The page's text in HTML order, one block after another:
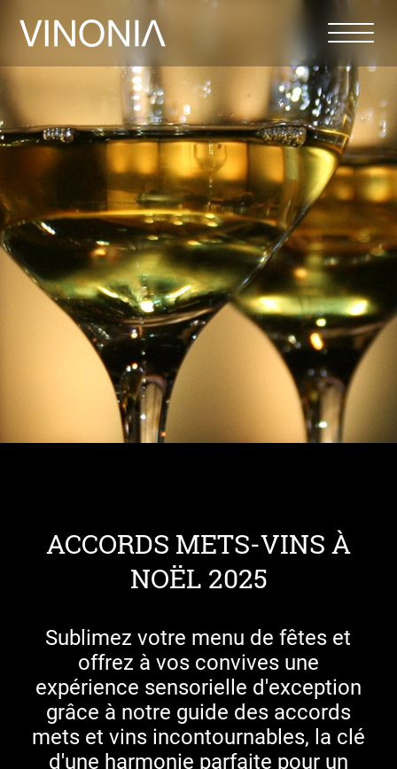
ACCORDS METS-VINS À
NOËL 2025
Sublimez votre menu de fêtes et
offrez à vos convives une
expérience sensorielle d'exception
grâce à notre guide des accords
mets et vins incontournables, la clé
d'une harmonie parfaite pour un